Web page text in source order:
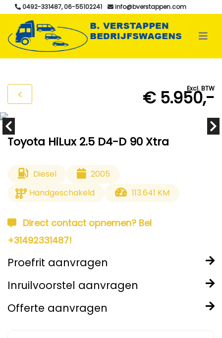
0492-331487, 06-55102241 info@bverstappen.com
Excl. BTW
€ 5.950,-
Toyota HiLux 2.5 D4-D 90 Xtra
Diesel
2005
Handgeschakeld
113.641 KM
Direct contact opnemen? Bel
+31492331487!
Proefrit aanvragen
Inruilvoorstel aanvragen
Offerte aanvragen